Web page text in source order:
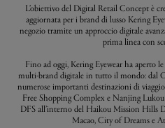
L’obiettivo del Digital Retail Concept è
aggiornata per i brand di lusso Kering
negozio tramite un approccio digitale
prima linea con
Fino ad oggi, Kering Eyewear ha aperto
multi-brand digitale in tutto il mondo: dal
numerose importanti destinazioni di
Free Shopping Complex e Nanjing
DFS all’interno del Haikou Mission Hills
Macao, City of Dreams e